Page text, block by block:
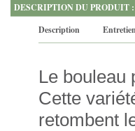
DESCRIPTION DU PRODUIT
Description
Le bouleau
Cette
retombent